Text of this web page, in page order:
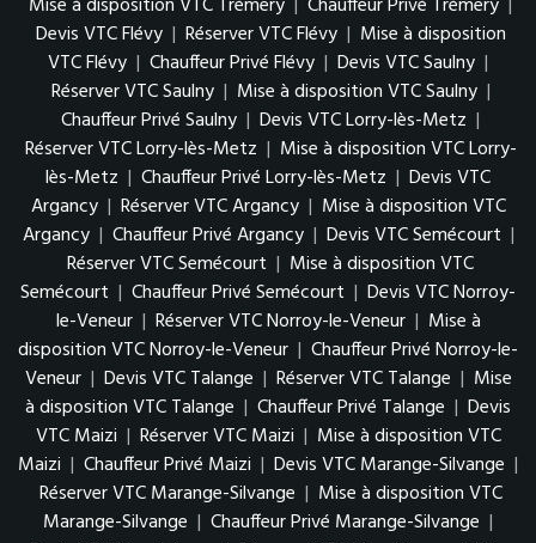
Devis VTC Flévy | Réserver VTC Flévy | Mise à disposition
VTC Flévy | Chauffeur Privé Flévy | Devis VTC Saulny |
Réserver VTC Saulny | Mise à disposition VTC Saulny |
Chauffeur Privé Saulny | Devis VTC Lorry-lès-Metz |
Réserver VTC Lorry-lès-Metz | Mise à disposition VTC Lorry-
lès-Metz | Chauffeur Privé Lorry-lès-Metz | Devis VTC
Argancy | Réserver VTC Argancy | Mise à disposition VTC
Argancy | Chauffeur Privé Argancy | Devis VTC Semécourt |
Réserver VTC Semécourt | Mise à disposition VTC
Semécourt | Chauffeur Privé Semécourt | Devis VTC Norroy-
le-Veneur | Réserver VTC Norroy-le-Veneur | Mise à
disposition VTC Norroy-le-Veneur | Chauffeur Privé Norroy-le-
Veneur | Devis VTC Talange | Réserver VTC Talange | Mise
à disposition VTC Talange | Chauffeur Privé Talange | Devis
VTC Maizi | Réserver VTC Maizi | Mise à disposition VTC
Maizi | Chauffeur Privé Maizi | Devis VTC Marange-Silvange |
Réserver VTC Marange-Silvange | Mise à disposition VTC
Marange-Silvange | Chauffeur Privé Marange-Silvange |